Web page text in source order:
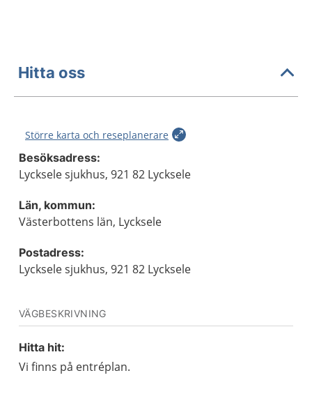
Hitta oss
Större karta och reseplanerare
Besöksadress:
Lycksele sjukhus, 921 82 Lycksele
Län, kommun:
Västerbottens län, Lycksele
Postadress:
Lycksele sjukhus, 921 82 Lycksele
VÄGBESKRIVNING
Hitta hit:
Vi finns på entréplan.